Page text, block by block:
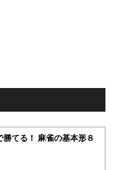
勝てる！ 麻雀の基本形８